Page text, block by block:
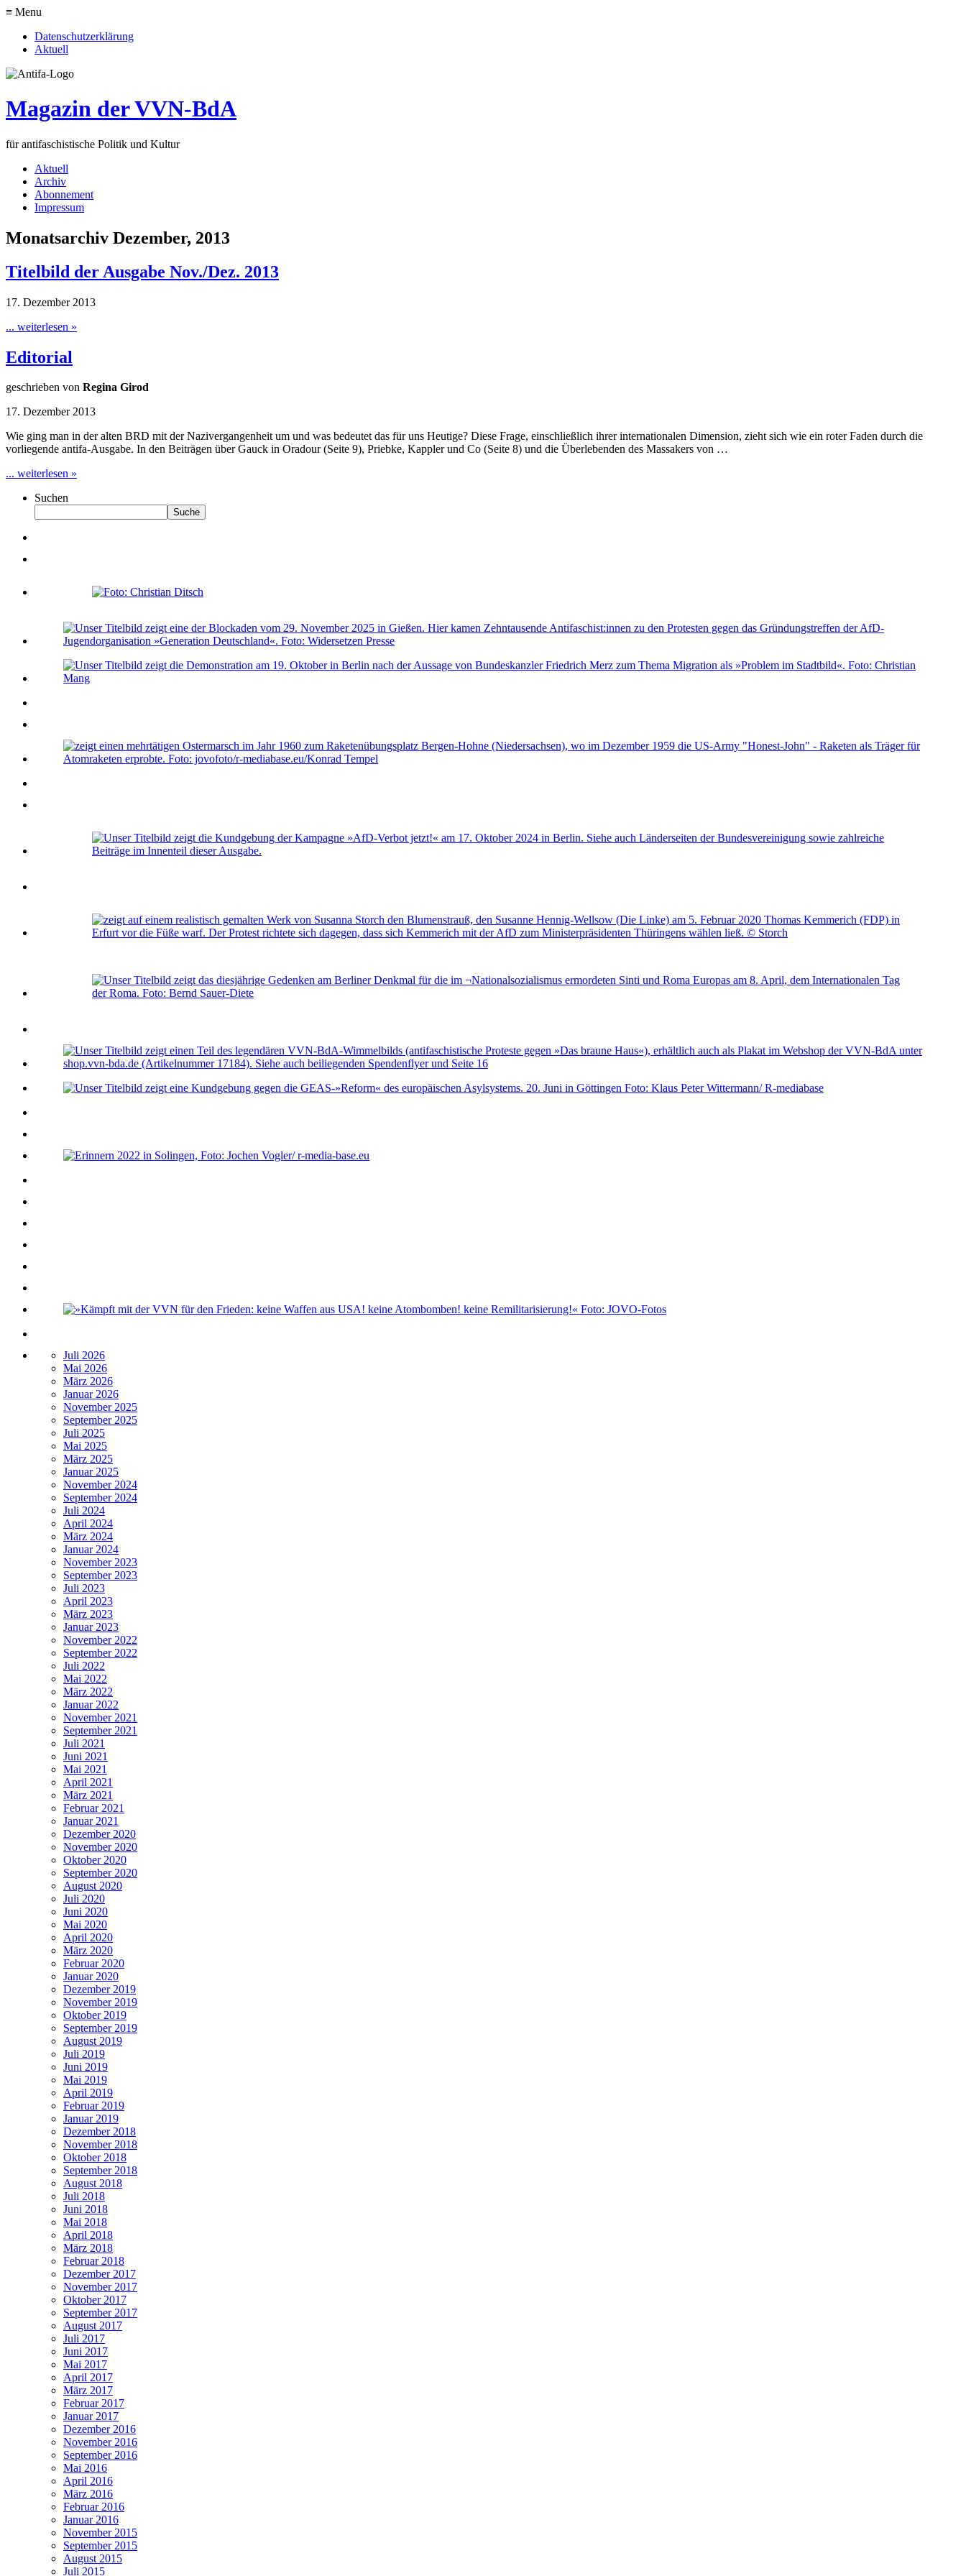
≡ Menu
Datenschutzerklärung
Aktuell
Magazin der VVN-BdA
für antifaschistische Politik und Kultur
Aktuell
Archiv
Abonnement
Impressum
Monatsarchiv Dezember, 2013
Titelbild der Ausgabe Nov./Dez. 2013
17. Dezember 2013
... weiterlesen »
Editorial
geschrieben von Regina Girod
17. Dezember 2013
Wie ging man in der alten BRD mit der Nazivergangenheit um und was bedeutet das für uns Heutige? Diese Frage, einschließlich ihrer internationalen Dimension, zieht sich wie ein roter Faden durch die
vorliegende antifa-Ausgabe. In den Beiträgen über Gauck in Oradour (Seite 9), Priebke, Kappler und Co (Seite 8) und die Überlebenden des Massakers von …
... weiterlesen »
Suchen
Suche
Juli 2026
Mai 2026
März 2026
Januar 2026
November 2025
September 2025
Juli 2025
Mai 2025
März 2025
Januar 2025
November 2024
September 2024
Juli 2024
April 2024
März 2024
Januar 2024
November 2023
September 2023
Juli 2023
April 2023
März 2023
Januar 2023
November 2022
September 2022
Juli 2022
Mai 2022
März 2022
Januar 2022
November 2021
September 2021
Juli 2021
Juni 2021
Mai 2021
April 2021
März 2021
Februar 2021
Januar 2021
Dezember 2020
November 2020
Oktober 2020
September 2020
August 2020
Juli 2020
Juni 2020
Mai 2020
April 2020
März 2020
Februar 2020
Januar 2020
Dezember 2019
November 2019
Oktober 2019
September 2019
August 2019
Juli 2019
Juni 2019
Mai 2019
April 2019
Februar 2019
Januar 2019
Dezember 2018
November 2018
Oktober 2018
September 2018
August 2018
Juli 2018
Juni 2018
Mai 2018
April 2018
März 2018
Februar 2018
Dezember 2017
November 2017
Oktober 2017
September 2017
August 2017
Juli 2017
Juni 2017
Mai 2017
April 2017
März 2017
Februar 2017
Januar 2017
Dezember 2016
November 2016
September 2016
Mai 2016
April 2016
März 2016
Februar 2016
Januar 2016
November 2015
September 2015
August 2015
Juli 2015